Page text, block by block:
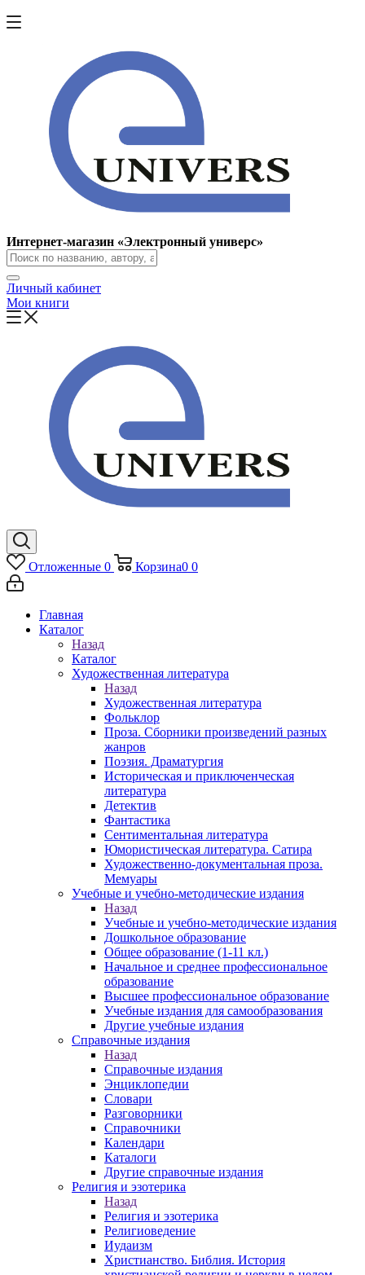
Интернет-магазин «Электронный универс»
Личный кабинет
Мои книги
Отложенные 0 Корзина0 0
Главная
Каталог
Назад
Каталог
Художественная литература
Назад
Художественная литература
Фольклор
Проза. Сборники произведений разных
жанров
Поэзия. Драматургия
Историческая и приключенческая
литература
Детектив
Фантастика
Сентиментальная литература
Юмористическая литература. Сатира
Художественно-документальная проза.
Мемуары
Учебные и учебно-методические издания
Назад
Учебные и учебно-методические издания
Дошкольное образование
Общее образование (1-11 кл.)
Начальное и среднее профессиональное
образование
Высшее профессиональное образование
Учебные издания для самообразования
Другие учебные издания
Справочные издания
Назад
Справочные издания
Энциклопедии
Словари
Разговорники
Справочники
Календари
Каталоги
Другие справочные издания
Религия и эзотерика
Назад
Религия и эзотерика
Религиоведение
Иудаизм
Христианство. Библия. История